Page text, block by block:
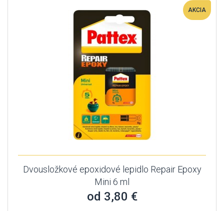
AKCIA
Dvousložkové epoxidové lepidlo Repair Epoxy
Mini 6 ml
od 3,80 €